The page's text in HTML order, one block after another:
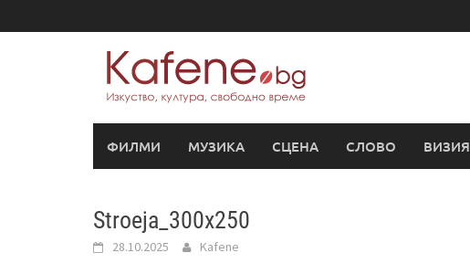
to
ФИЛМИ МУЗИКА СЦЕНА СЛОВО ВИЗИЯ
Stroeja_300x250
28.10.2025 Kafene